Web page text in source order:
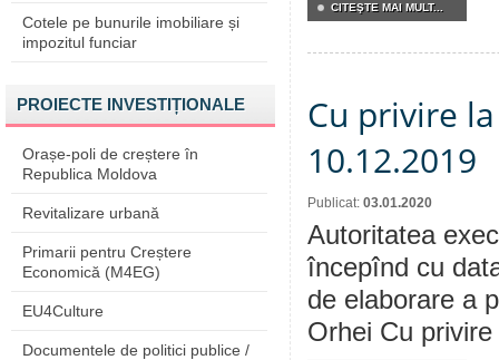
Cotele pe bunurile imobiliare și
impozitul funciar
PROIECTE INVESTIȚIONALE
Orașe-poli de creștere în
Republica Moldova
Revitalizare urbană
Primarii pentru Creștere
Economică (M4EG)
EU4Culture
Documentele de politici publice /
CITEŞTE MAI MULT...
Cu privire
10.12.2019
Publicat: 03.01.2020
Autoritatea
începînd cu
de elaborare a
Orhei Cu